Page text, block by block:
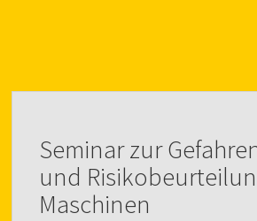
Seminar zur
und
Maschinen